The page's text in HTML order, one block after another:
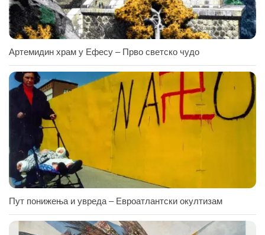
Артемидин храм у Ефесу – Прво светско чудо
Пут понижења и увреда – Евроатлантски окултизам